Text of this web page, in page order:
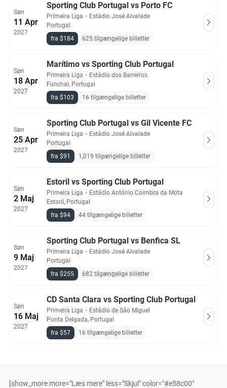
Søn
11 Apr
2027
Sporting Club Portugal vs Porto FC
Primeira Liga ・ Estádio José Alvalade
Portugal
fra $184
625 tilgængelige billetter
Søn
18 Apr
2027
Marítimo vs Sporting Club Portugal
Primeira Liga ・ Estádio dos Barreiros
Funchal, Portugal
fra $103
16 tilgængelige billetter
Søn
25 Apr
2027
Sporting Club Portugal vs Gil Vicente FC
Primeira Liga ・ Estádio José Alvalade
Portugal
fra $91
1,019 tilgængelige billetter
Søn
2 Maj
2027
Estoril vs Sporting Club Portugal
Primeira Liga ・ Estádio António Coimbra da Mota
Estoril, Portugal
fra $94
44 tilgængelige billetter
Søn
9 Maj
2027
Sporting Club Portugal vs Benfica SL
Primeira Liga ・ Estádio José Alvalade
Portugal
fra $255
682 tilgængelige billetter
Søn
16 Maj
2027
CD Santa Clara vs Sporting Club Portugal
Primeira Liga ・ Estádio de São Miguel
Ponta Delgada, Portugal
fra $57
16 tilgængelige billetter
[show_more more="Læs mere" less="Skjul" color="#e58c00"